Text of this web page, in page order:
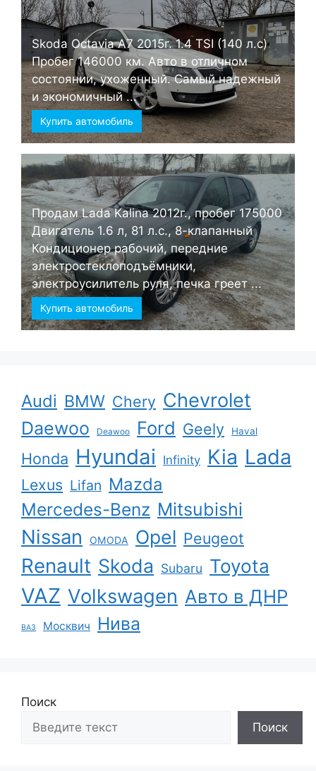
Skoda Octavia А7 2015г. 1.4 TSI (140 л.с)
Пробег 146000 км. Авто в отличном
состоянии, ухоженный. Самый надежный
и экономичный ...
Купить автомобиль
Продам Lada Kalina 2012г., пробег 175000
Двигатель 1.6 л, 81 л.с., 8-клапанный
Кондиционер рабочий, передние
электростеклоподъёмники,
электроусилитель руля, печка греет ...
Купить автомобиль
Audi BMW Chery Chevrolet
Daewoo Deawoo Ford Geely Haval
Honda Hyundai Infinity Kia Lada
Lexus Lifan Mazda
Mercedes-Benz Mitsubishi
Nissan OMODA Opel Peugeot
Renault Skoda Subaru Toyota
VAZ Volkswagen Авто в ДНР
ВАЗ Москвич Нива
Поиск
Поиск